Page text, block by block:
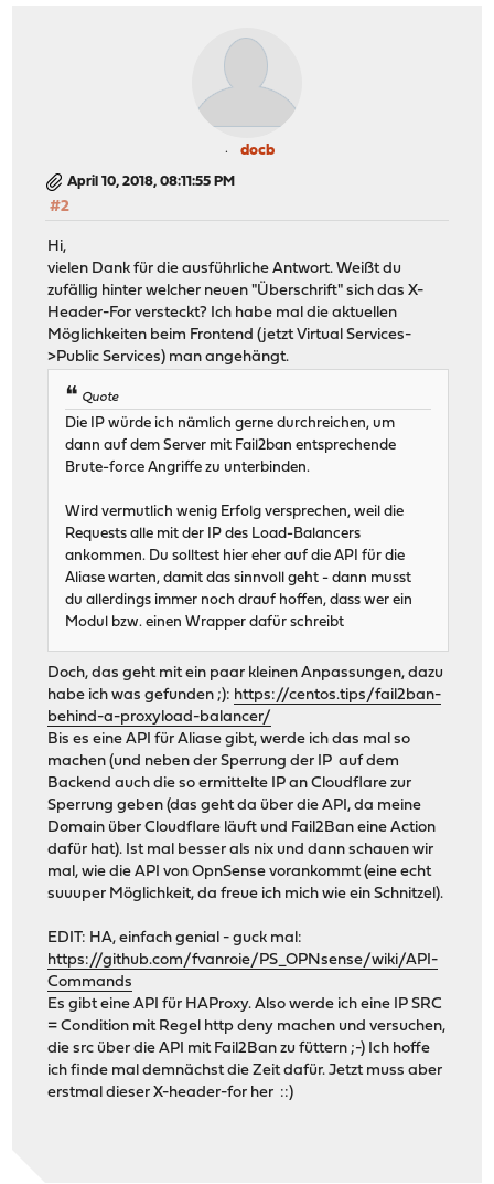
docb
April 10, 2018, 08:11:55 PM
#2
Hi,
vielen Dank für die ausführliche Antwort. Weißt du
zufällig hinter welcher neuen "Überschrift" sich das X-
Header-For versteckt? Ich habe mal die aktuellen
Möglichkeiten beim Frontend (jetzt Virtual Services-
>Public Services) man angehängt.
Quote
Die IP würde ich nämlich gerne durchreichen, um
dann auf dem Server mit Fail2ban entsprechende
Brute-force Angriffe zu unterbinden.
Wird vermutlich wenig Erfolg versprechen, weil die
Requests alle mit der IP des Load-Balancers
ankommen. Du solltest hier eher auf die API für die
Aliase warten, damit das sinnvoll geht - dann musst
du allerdings immer noch drauf hoffen, dass wer ein
Modul bzw. einen Wrapper dafür schreibt
Doch, das geht mit ein paar kleinen Anpassungen, dazu
habe ich was gefunden ;): https://centos.tips/fail2ban-
behind-a-proxyload-balancer/
Bis es eine API für Aliase gibt, werde ich das mal so
machen (und neben der Sperrung der IP auf dem
Backend auch die so ermittelte IP an Cloudflare zur
Sperrung geben (das geht da über die API, da meine
Domain über Cloudflare läuft und Fail2Ban eine Action
dafür hat). Ist mal besser als nix und dann schauen wir
mal, wie die API von OpnSense vorankommt (eine echt
suuuper Möglichkeit, da freue ich mich wie ein Schnitzel).
EDIT: HA, einfach genial - guck mal:
https://github.com/fvanroie/PS_OPNsense/wiki/API-
Commands
Es gibt eine API für HAProxy. Also werde ich eine IP SRC
= Condition mit Regel http deny machen und versuchen,
die src über die API mit Fail2Ban zu füttern ;-) Ich hoffe
ich finde mal demnächst die Zeit dafür. Jetzt muss aber
erstmal dieser X-header-for her ::)